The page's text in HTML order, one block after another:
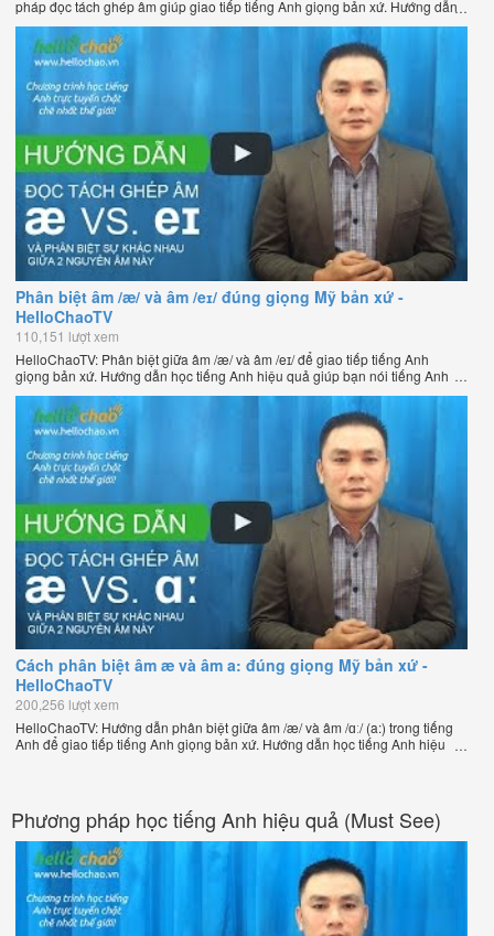
pháp đọc tách ghép âm giúp giao tiếp tiếng Anh giọng bản xứ. Hướng dẫn
học tiếng Anh hiệu quả giúp bạn nói tiếng Anh tự nhiên như người bản xứ
của thầy Phạm Việt Thắng, đồng sáng lập HelloChao.vn - Chương trình
dạy tiếng Anh trực tuyến chặt chẽ nhất thế giới.
Phân biệt âm /æ/ và âm /eɪ/ đúng giọng Mỹ bản xứ -
HelloChaoTV
110,151 lượt xem
HelloChaoTV: Phân biệt giữa âm /æ/ và âm /eɪ/ để giao tiếp tiếng Anh
giọng bản xứ. Hướng dẫn học tiếng Anh hiệu quả giúp bạn nói tiếng Anh
tự nhiên như người bản xứ của thầy Phạm Việt Thắng, đồng sáng lập
HelloChao.vn - Chương trình dạy tiếng Anh trực tuyến chặt chẽ nhất thế
giới.
Cách phân biệt âm æ và âm a: đúng giọng Mỹ bản xứ -
HelloChaoTV
200,256 lượt xem
HelloChaoTV: Hướng dẫn phân biệt giữa âm /æ/ và âm /ɑː/ (a:) trong tiếng
Anh để giao tiếp tiếng Anh giọng bản xứ. Hướng dẫn học tiếng Anh hiệu
Phương pháp học tiếng Anh hiệu quả (Must See)